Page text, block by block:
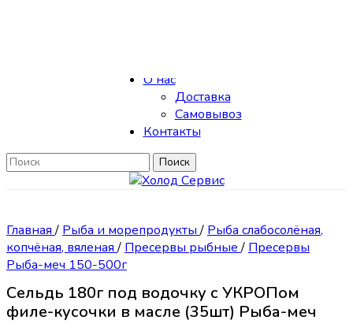
О нас
Доставка
Самовывоз
Контакты
Поиск
Главная/ Рыба и морепродукты/ Рыба слабосолёная,
копчёная, вяленая/ Пресервы рыбные/ Пресервы
Рыба-меч 150-500г
Сельдь 180г под водочку с УКРОПом
филе-кусочки в масле (35шт) Рыба-меч